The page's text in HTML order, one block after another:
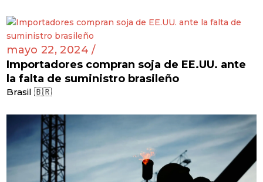
mayo 22, 2024 /
Importadores compran soja de EE.UU. ante
la falta de suministro brasileño
Brasil 🇧🇷